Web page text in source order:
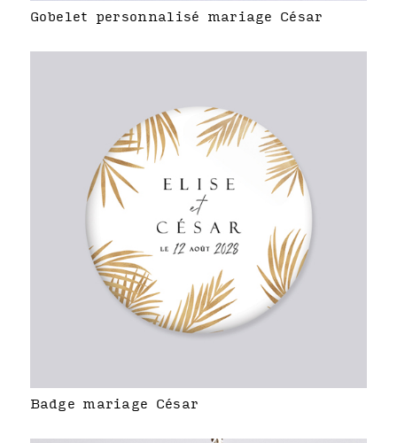
Gobelet personnalisé mariage César
Badge mariage César